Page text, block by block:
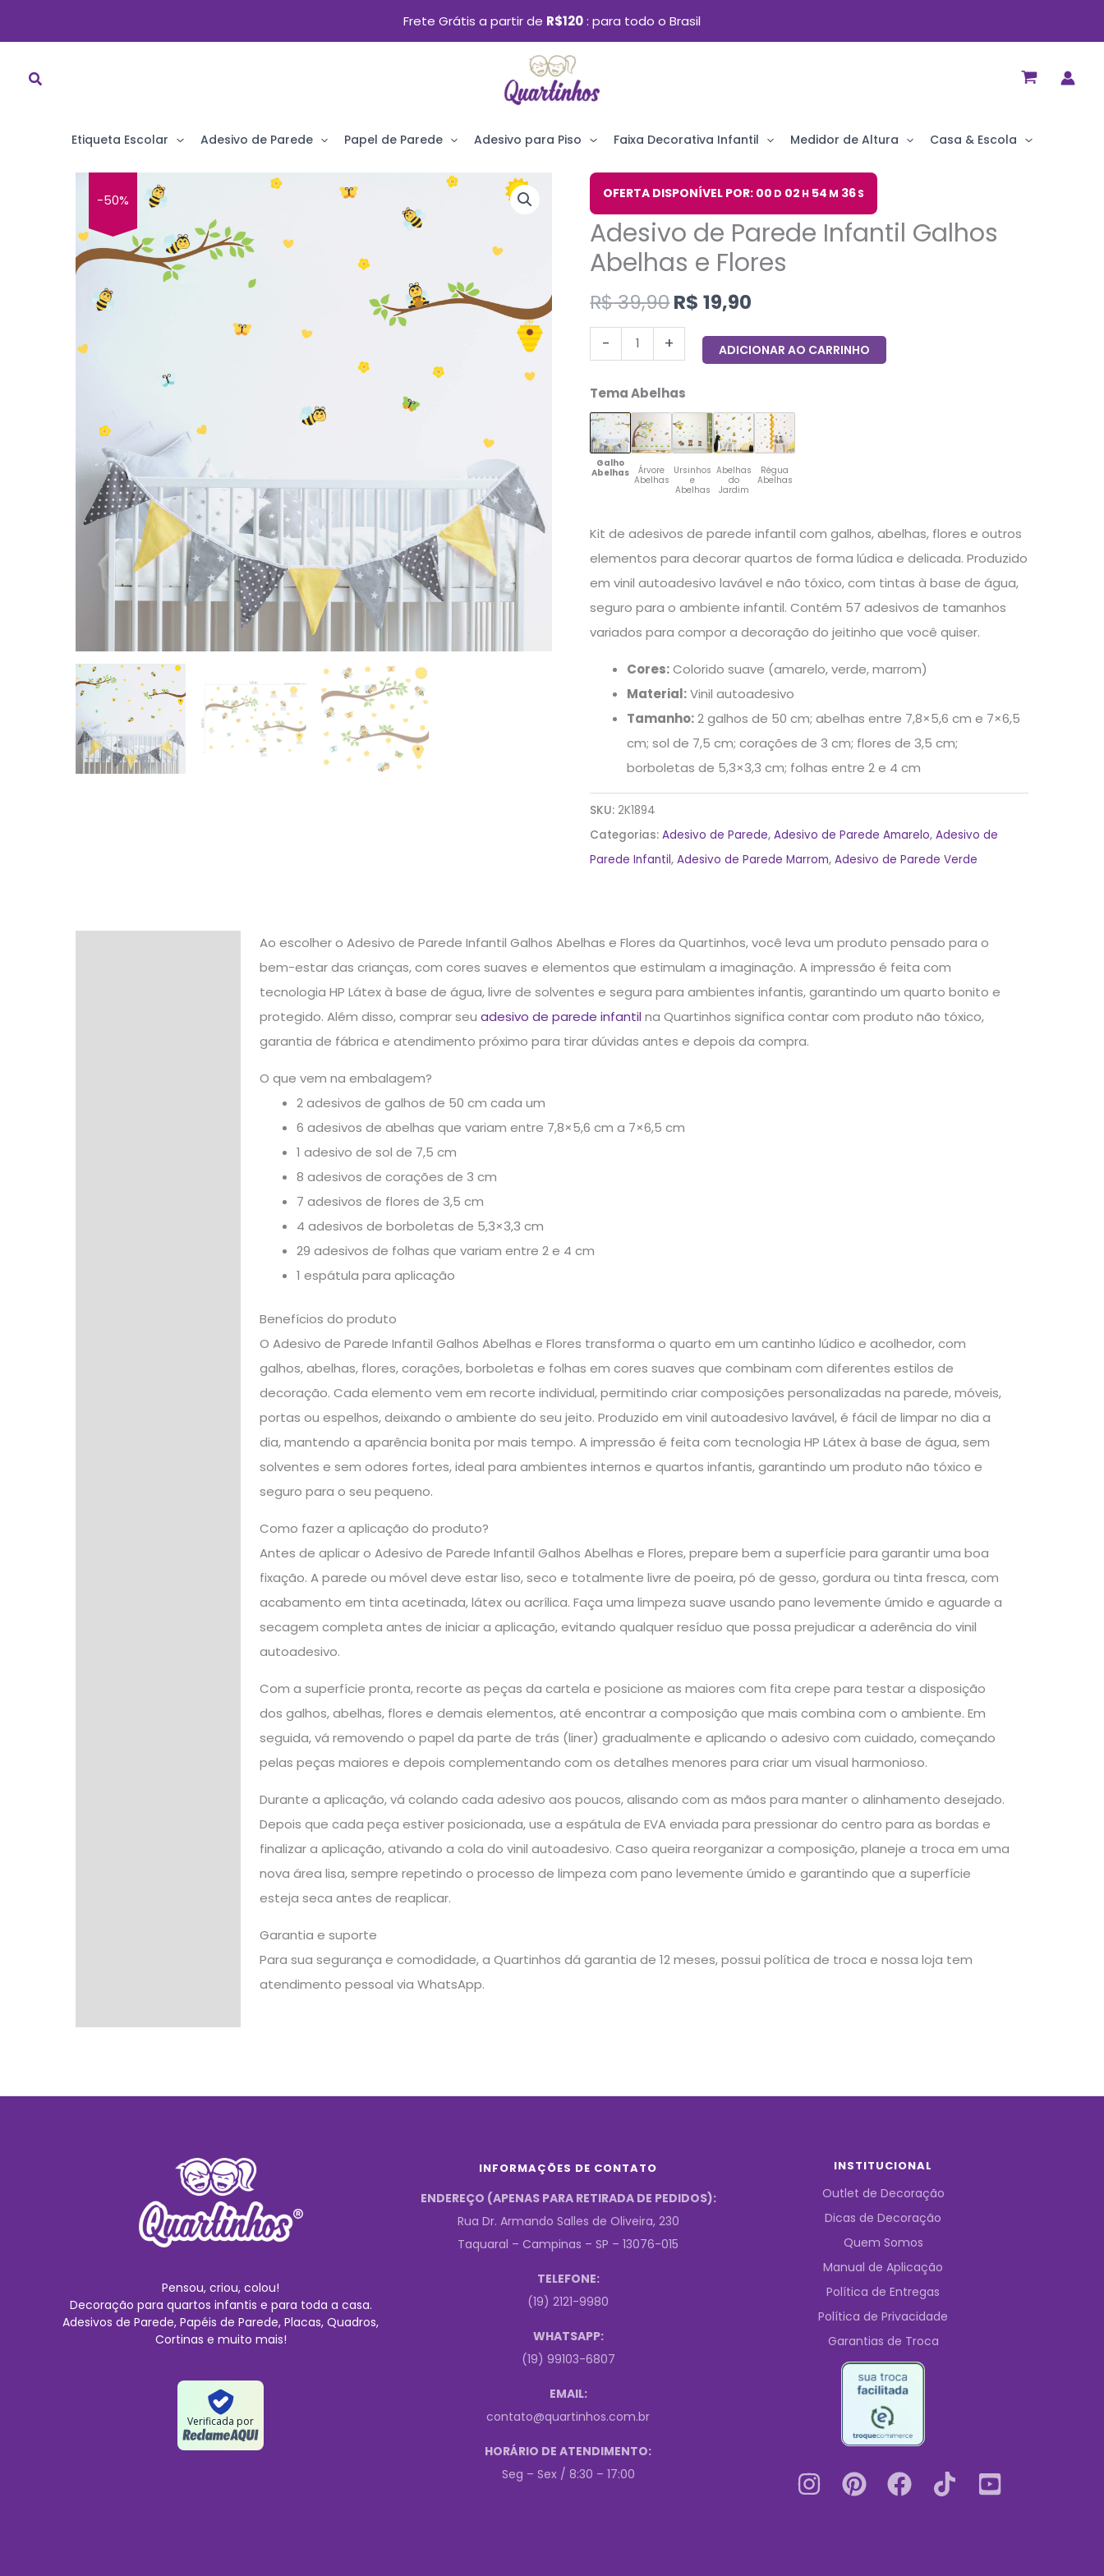
Ir
Frete Grátis a partir de R$120 para todo o Brasil
Etiqueta Escolar Adesivo de Parede Papel de Parede Adesivo para Piso Faixa Decorativa Infantil Medidor de Altura Casa & Escola
-50% OFERTA DISPONÍVEL POR: 00 D 02 H 54 M 35S
Adesivo de Parede Infantil Galhos
Abelhas e Flores
R$39,90
O
preço
original
era:
R$ 19,90
O
preço
atual
é:
-
Adesivo
de
Parede
Infantil
Abelhas
e
Flores
+ ADICIONAR AO CARRINHO
Tema Abelhas
Galho
Abelhas
Árvore
Abelhas
Ursinhos
e
Abelhas
Abelhas
do
Jardim
Régua
Abelhas
Kit de adesivos de parede infantil com galhos, abelhas, flores e outros
elementos para decorar quartos de forma lúdica e delicada. Produzido
em vinil autoadesivo lavável e não tóxico, com tintas à base de água,
seguro para o ambiente infantil. Contém 57 adesivos de tamanhos
variados para compor a decoração do jeitinho que você quiser.
Cores:Colorido suave (amarelo, verde, marrom)
Material:Vinil autoadesivo
Tamanho:2 galhos de 50 cm; abelhas entre 7,8×5,6 cm e 7×6,5
cm; sol de 7,5 cm; corações de 3 cm; flores de 3,5 cm;
borboletas de 5,3×3,3 cm; folhas entre 2 e 4 cm
SKU:2K1894
Categorias:Adesivo de Parede,Adesivo de Parede Amarelo,Adesivo de
Parede Infantil,Adesivo de Parede Marrom,Adesivo de Parede Verde
Ao escolher o Adesivo de Parede Infantil Galhos Abelhas e Flores da Quartinhos, você leva um produto pensado para o
bem-estar das crianças, com cores suaves e elementos que estimulam a imaginação. A impressão é feita com
tecnologia HP Látex à base de água, livre de solventes e segura para ambientes infantis, garantindo um quarto bonito e
protegido. Além disso, comprar seu adesivo de parede infantil na Quartinhos significa contar com produto não tóxico,
garantia de fábrica e atendimento próximo para tirar dúvidas antes e depois da compra.
O que vem na embalagem?
2 adesivos de galhos de 50 cm cada um
6 adesivos de abelhas que variam entre 7,8×5,6 cm a 7×6,5 cm
1 adesivo de sol de 7,5 cm
8 adesivos de corações de 3 cm
7 adesivos de flores de 3,5 cm
4 adesivos de borboletas de 5,3×3,3 cm
29 adesivos de folhas que variam entre 2 e 4 cm
1 espátula para aplicação
Benefícios do produto
O Adesivo de Parede Infantil Galhos Abelhas e Flores transforma o quarto em um cantinho lúdico e acolhedor, com
galhos, abelhas, flores, corações, borboletas e folhas em cores suaves que combinam com diferentes estilos de
decoração. Cada elemento vem em recorte individual, permitindo criar composições personalizadas na parede, móveis,
portas ou espelhos, deixando o ambiente do seu jeito. Produzido em vinil autoadesivo lavável, é fácil de limpar no dia a
dia, mantendo a aparência bonita por mais tempo. A impressão é feita com tecnologia HP Látex à base de água, sem
solventes e sem odores fortes, ideal para ambientes internos e quartos infantis, garantindo um produto não tóxico e
seguro para o seu pequeno.
Como fazer a aplicação do produto?
Antes de aplicar o Adesivo de Parede Infantil Galhos Abelhas e Flores, prepare bem a superfície para garantir uma boa
fixação. A parede ou móvel deve estar liso, seco e totalmente livre de poeira, pó de gesso, gordura ou tinta fresca, com
acabamento em tinta acetinada, látex ou acrílica. Faça uma limpeza suave usando pano levemente úmido e aguarde a
secagem completa antes de iniciar a aplicação, evitando qualquer resíduo que possa prejudicar a aderência do vinil
autoadesivo.
Com a superfície pronta, recorte as peças da cartela e posicione as maiores com fita crepe para testar a disposição
dos galhos, abelhas, flores e demais elementos, até encontrar a composição que mais combina com o ambiente. Em
seguida, vá removendo o papel da parte de trás (liner) gradualmente e aplicando o adesivo com cuidado, começando
pelas peças maiores e depois complementando com os detalhes menores para criar um visual harmonioso.
Durante a aplicação, vá colando cada adesivo aos poucos, alisando com as mãos para manter o alinhamento desejado.
Depois que cada peça estiver posicionada, use a espátula de EVA enviada para pressionar do centro para as bordas e
finalizar a aplicação, ativando a cola do vinil autoadesivo. Caso queira reorganizar a composição, planeje a troca em uma
nova área lisa, sempre repetindo o processo de limpeza com pano levemente úmido e garantindo que a superfície
esteja seca antes de reaplicar.
Garantia e suporte
Para sua segurança e comodidade, a Quartinhos dá garantia de 12 meses, possui política de troca e nossa loja tem
atendimento pessoal via WhatsApp.
Pensou, criou, colou!
Decoração para quartos infantis e para toda a casa.
Adesivos de Parede, Papéis de Parede, Placas, Quadros,
Cortinas e muito mais!
Verificada por
INFORMAÇÕES DE CONTATO
ENDEREÇO (APENAS PARA RETIRADA DE PEDIDOS):
Rua Dr. Armando Salles de Oliveira, 230
Taquaral – Campinas – SP – 13076-015
TELEFONE:
(19) 2121-9980
WHATSAPP:
(19) 99103-6807
EMAIL:
contato@quartinhos.com.br
HORÁRIO DE ATENDIMENTO:
Seg – Sex / 8:30 – 17:00
INSTITUCIONAL
Outlet de Decoração
Dicas de Decoração
Quem Somos
Manual de Aplicação
Política de Entregas
Política de Privacidade
Garantias de Troca